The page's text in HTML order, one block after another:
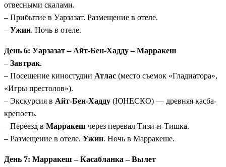
отвесными скалами.
– Прибытие в Уарзазат. Размещение в отеле.
– Ужин. Ночь в отеле.
День 6: Уарзазат – Айт-Бен-Хадду – Марракеш
– Завтрак.
– Посещение киностудии Атлас (место съемок «Гладиатора»,
«Игры престолов»).
– Экскурсия в Айт-Бен-Хадду (ЮНЕСКО) — древняя касба-
крепость.
– Переезд в Марракеш через перевал Тизи-н-Тишка.
– Размещение в отеле. Ужин. Ночь в Марракеше.
День 7: Марракеш – Касабланка – Вылет